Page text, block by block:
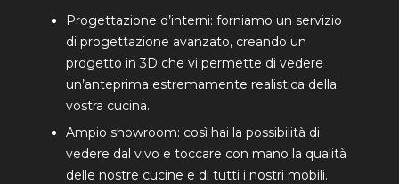
Progettazione d’interni: forniamo un servizio
di progettazione avanzato, creando un
progetto in 3D che vi permette di vedere
un’anteprima estremamente realistica della
vostra cucina.
Ampio showroom: così hai la possibilità di
vedere dal vivo e toccare con mano la qualità
delle nostre cucine e di tutti i nostri mobili.